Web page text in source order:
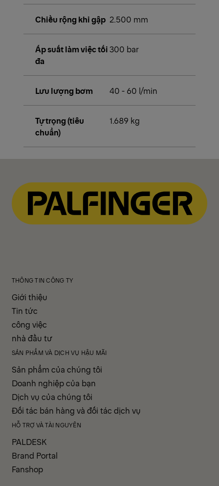
Chiều rộng khi gập 2.500 mm
Áp suất làm việc tối
đa
300 bar
Lưu lượng bơm 40 - 60 l/min
Tự trọng (tiêu
chuẩn)
1.689 kg
THÔNG TIN CÔNG TY
Giới thiệu
Tin tức
công việc
nhà đầu tư
SẢN PHẨM VÀ DỊCH VỤ HẬU MÃI
Sản phẩm của chúng tôi
Doanh nghiệp của bạn
Dịch vụ của chúng tôi
Đối tác bán hàng và đối tác dịch vụ
HỖ TRỢ VÀ TÀI NGUYÊN
PALDESK
Brand Portal
Fanshop